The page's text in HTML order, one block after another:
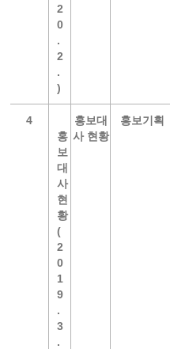
2
0
.
2
.
)
4
홍
보
대
사
현
황
(
2
0
1
9
.
3
.
홍보대
사 현황
홍보기획